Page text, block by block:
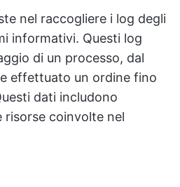
nel raccogliere i log degli
informativi. Questi log
di un processo, dal
effettuato un ordine fino
dati includono
coinvolte nel